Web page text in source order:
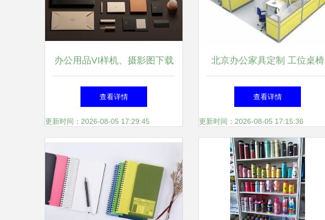
办公用品VI样机、摄影图下载
指南 一站式获取办公设备与
耗材视觉素材
查看详情
更新时间：2026-08-05 17:29:45
北京办公家具定制 工位桌椅
与文件柜的专业解决方案
查看详情
更新时间：2026-08-05 17:15:36